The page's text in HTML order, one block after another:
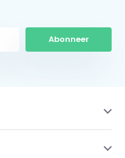
Abonneer